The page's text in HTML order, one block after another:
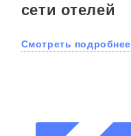
сети отелей
Смотреть подробнее